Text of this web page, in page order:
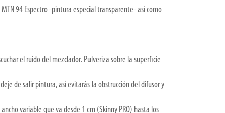
94 Espectro -pintura especial transparente- así como
el ruido del mezclador. Pulveriza sobre la superficie
de salir pintura, así evitarás la obstrucción del difusor y
variable que va desde 1 cm (Skinny PRO) hasta los